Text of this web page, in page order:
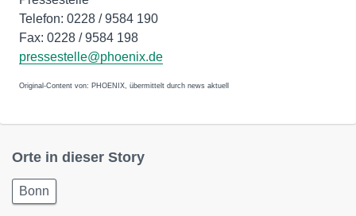
Telefon: 0228 / 9584 190
Fax: 0228 / 9584 198
pressestelle@phoenix.de
Original-Content von: PHOENIX, übermittelt durch news aktuell
Orte in dieser Story
Bonn